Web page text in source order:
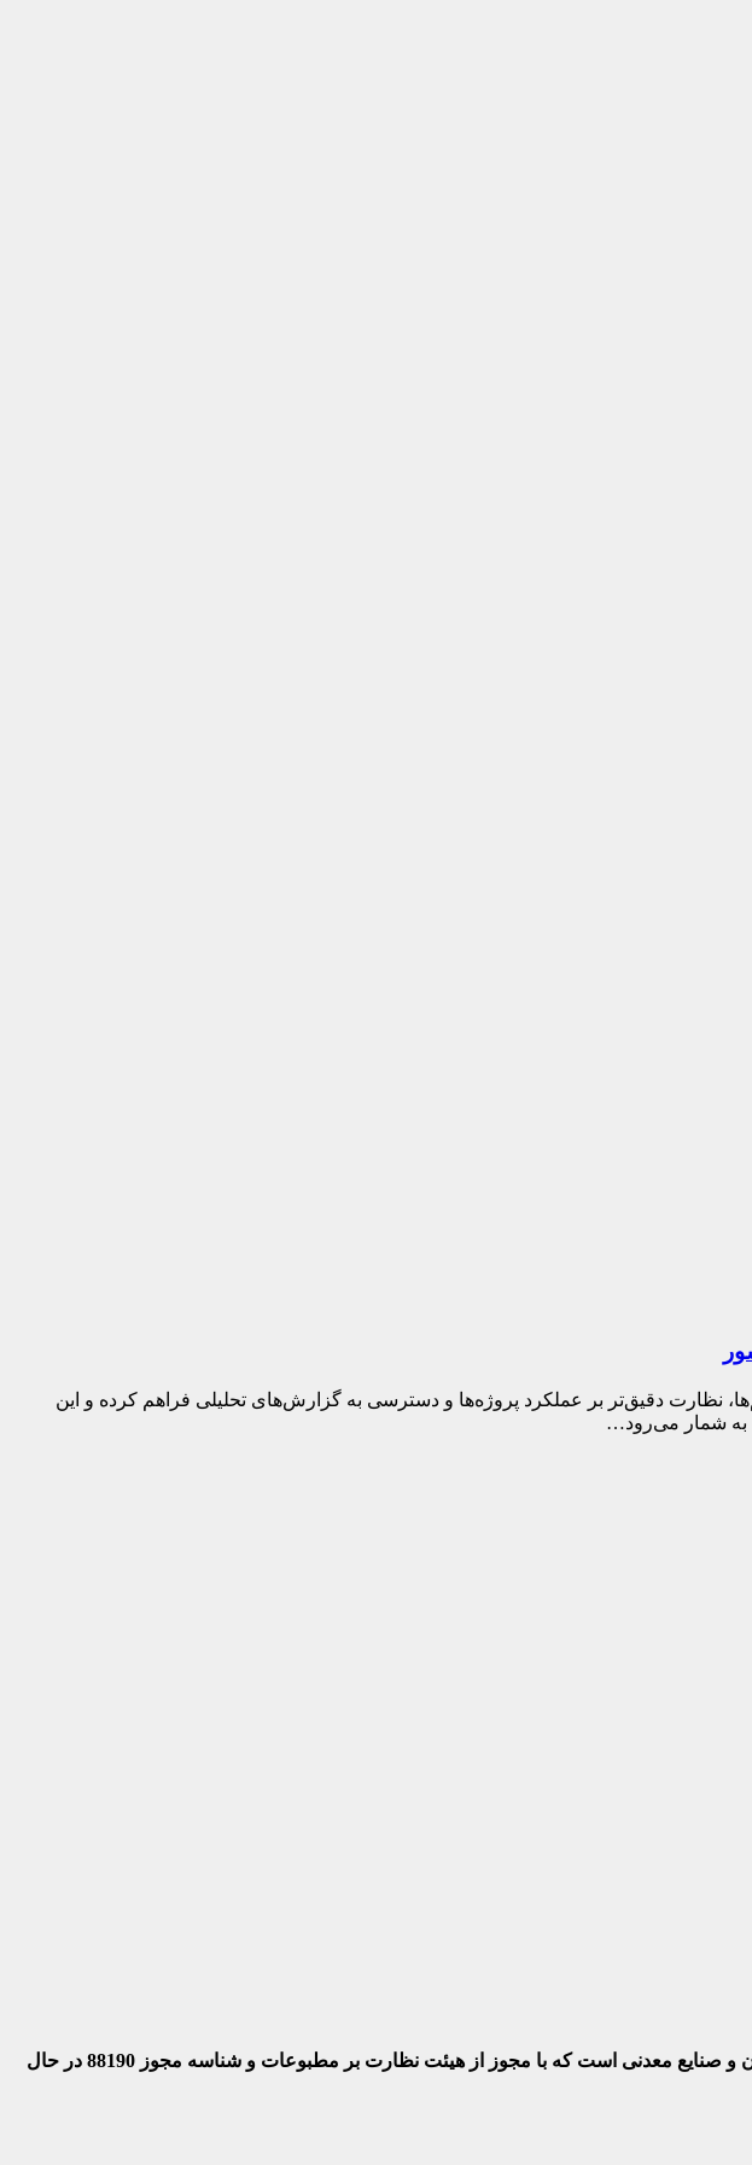
نظارت دقیق‌تر بر عملکرد پروژه‌ها و دسترسی به گزارش‌های تحلیلی فراهم کرده و این
به شمار می‌رود…
و صنایع معدنی‌ است که با مجوز از هیئت نظارت بر مطبوعات
و شناسه مجوز 88190 در حال